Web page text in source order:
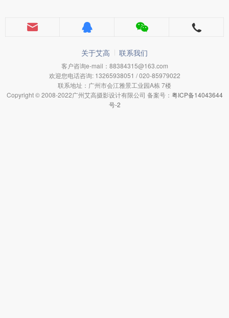
关于艾高 联系我们
客户咨询e-mail：88384315@163.com
欢迎您电话咨询: 13265938051 / 020-85979022
联系地址：广州市会江雅景工业园A栋 7楼
Copyright © 2008-2022广州艾高摄影设计有限公司 备案号： 粤ICP备14043644
号-2